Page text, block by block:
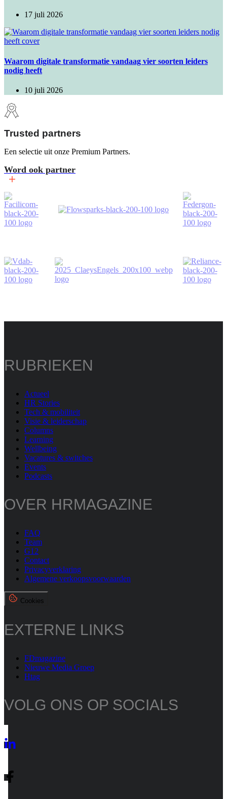
17 juli 2026
Waarom digitale transformatie vandaag vier soorten leiders
nodig heeft
10 juli 2026
Trusted partners
Een selectie uit onze Premium Partners.
Word ook partner
RUBRIEKEN
Actueel
HR Stories
Tech & mobiliteit
Visie & leiderschap
Columns
Learning
Wellbeing
Vacatures & switches
Events
Podcasts
OVER HRMAGAZINE
FAQ
Team
G12
Contact
Privacyverklaring
Algemene verkoopsvoorwaarden
Cookies
EXTERNE LINKS
FDmagazine
Nieuwe Media Groep
Htag
VOLG ONS OP SOCIALS